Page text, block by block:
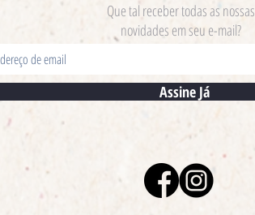
Que tal receber todas as nossas
novidades em seu e-mail?
Assine Já